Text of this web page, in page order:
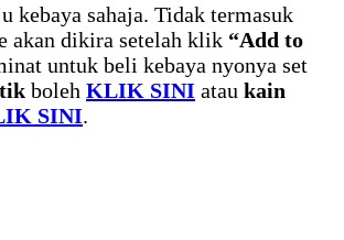
kebaya sahaja. Tidak termasuk
akan dikira setelah klik “Add to
untuk beli kebaya nyonya set
boleh KLIK SINI atau kain
SINI.